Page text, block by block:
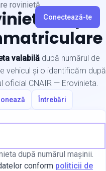
Conectează-te
rovinietă
după
valabilă după numărul de
vehicul și o identificăm după
oficial CNAIR — Erovinieta.
Întrebări
după numărul mașinii.
conform politicii de